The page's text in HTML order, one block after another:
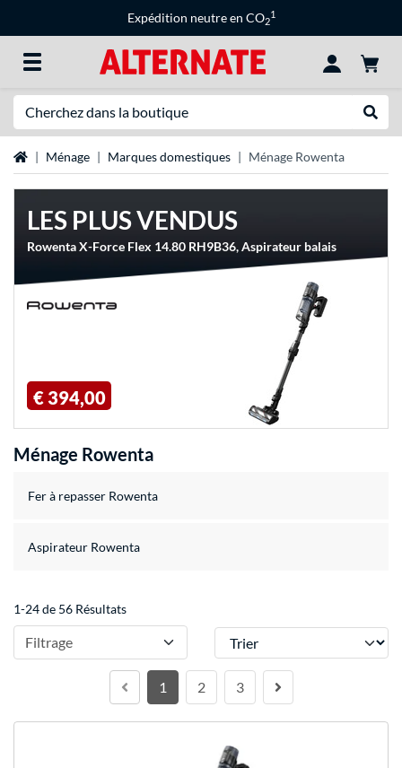
Expédition neutre en CO2
1
Page d'accueil
Ménage Marques domestiques Ménage Rowenta
LES PLUS VENDUS
Rowenta X-Force Flex 14.80 RH9B36, Aspirateur balais
€ 394,00
Ménage Rowenta
Fer à repasser Rowenta
Aspirateur Rowenta
1-24 de 56 Résultats
Filtrage Trier
1 2 3